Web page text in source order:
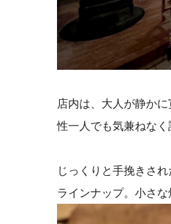
店内は、大人が静か
性一人でも気兼ねなく
じっくりと手挽きさ
ラインナップ。小さ